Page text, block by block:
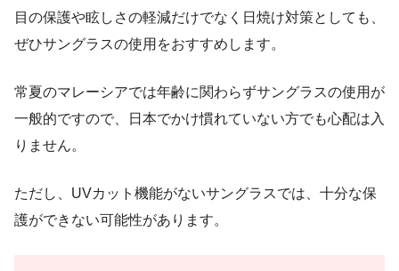
目の保護や眩しさの軽減だけでなく日焼け対策としても、
ぜひサングラスの使用をおすすめします。
常夏のマレーシアでは年齢に関わらずサングラスの使用が
一般的ですので、日本でかけ慣れていない方でも心配は入
りません。
ただし、UVカット機能がないサングラスでは、十分な保
護ができない可能性があります。